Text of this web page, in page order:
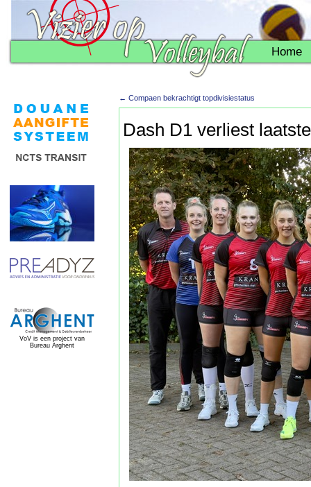
Home
VoV is een project van
Bureau Arghent
← Compaen bekrachtigt topdivisiestatus
Dash D1 verliest